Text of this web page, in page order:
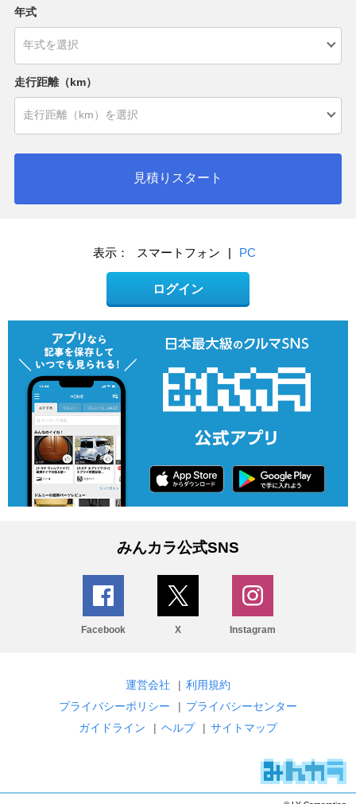
年式
走行距離（km）
見積りスタート
表示： スマートフォン | PC
ログイン
みんカラ公式SNS
Facebook X Instagram
運営会社 | 利用規約
プライバシーポリシー
| プライバシーセンター
ガイドライン
| ヘルプ | サイトマップ